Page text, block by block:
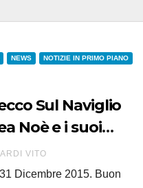
NEWS NOTIZIE IN PRIMO PIANO
Sul Naviglio
Noè e i suoi
augurano a tutti
VITO
Dicembre 2015. Buon